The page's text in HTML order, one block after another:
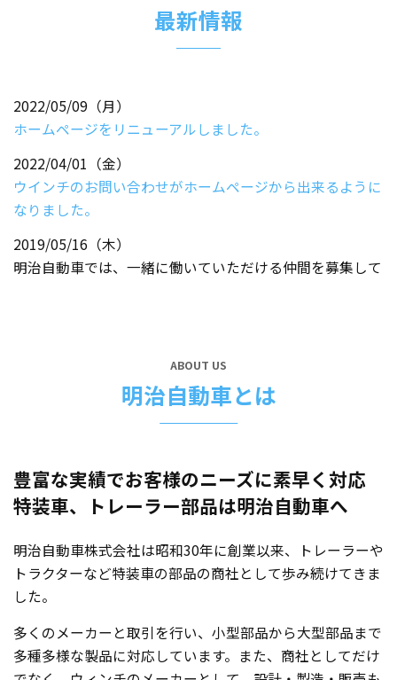
最新情報
2022/05/09（月）
ホームページをリニューアルしました。
2022/04/01（金）
ウインチのお問い合わせがホームページから出来るように
なりました。
2019/05/16（木）
明治自動車では、一緒に働いていただける仲間を募集して
ABOUT US
明治自動車とは
豊富な実績でお客様のニーズに素早く対応
特装車、トレーラー部品は明治自動車へ
明治自動車株式会社は昭和30年に創業以来、トレーラーや
トラクターなど特装車の部品の商社として歩み続けてきま
した。
多くのメーカーと取引を行い、小型部品から大型部品まで
多種多様な製品に対応しています。また、商社としてだけ